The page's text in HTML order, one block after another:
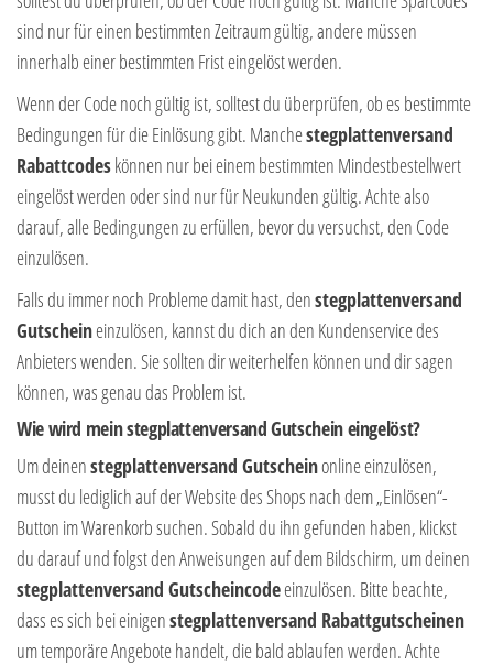
sind nur für einen bestimmten Zeitraum gültig, andere müssen
innerhalb einer bestimmten Frist eingelöst werden.
Wenn der Code noch gültig ist, solltest du überprüfen, ob es bestimmte
Bedingungen für die Einlösung gibt. Manchestegplattenversand
Rabattcodeskönnen nur bei einem bestimmten Mindestbestellwert
eingelöst werden oder sind nur für Neukunden gültig. Achte also
darauf, alle Bedingungen zu erfüllen, bevor du versuchst, den Code
einzulösen.
Falls du immer noch Probleme damit hast, denstegplattenversand
Gutscheineinzulösen, kannst du dich an den Kundenservice des
Anbieters wenden. Sie sollten dir weiterhelfen können und dir sagen
können, was genau das Problem ist.
Wie wird mein stegplattenversand Gutschein eingelöst?
Um deinenstegplattenversand Gutscheinonline einzulösen,
musst du lediglich auf der Website des Shops nach dem „Einlösen“-
Button im Warenkorb suchen. Sobald du ihn gefunden haben, klickst
du darauf und folgst den Anweisungen auf dem Bildschirm, um deinen
stegplattenversand Gutscheincodeeinzulösen. Bitte beachte,
dass es sich bei einigenstegplattenversand Rabattgutscheinen
um temporäre Angebote handelt, die bald ablaufen werden. Achte